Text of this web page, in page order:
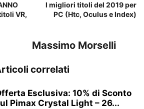
VR,
I migliori titoli del 2019 per
PC (Htc, Oculus e Index)
Massimo Morselli
correlati
Esclusiva: 10% di Sconto
Pimax Crystal Light – 26...